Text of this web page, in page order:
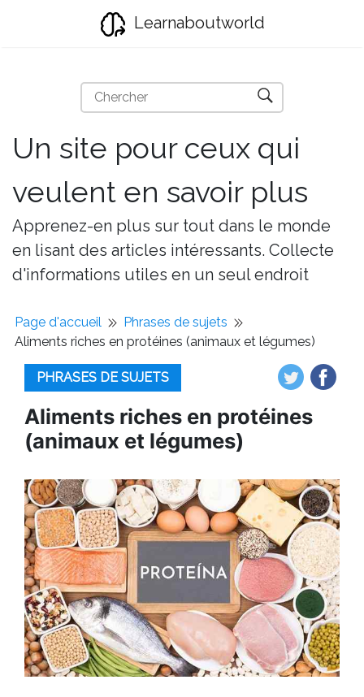
Learnaboutworld
Un site pour ceux qui
veulent en savoir plus
Apprenez-en plus sur tout dans le monde
en lisant des articles intéressants. Collecte
d'informations utiles en un seul endroit
Page d'accueil
Phrases de sujets
Aliments riches en protéines (animaux et légumes)
PHRASES DE SUJETS
Aliments riches en protéines
(animaux et légumes)